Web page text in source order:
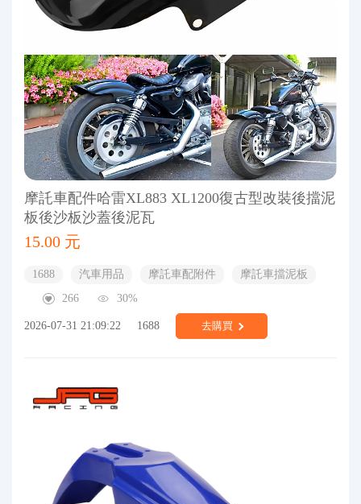
摩託車配件哈雷XL883 XL1200復古型改裝後擋泥
板後沙板沙蓋後泥瓦
15.00 元
1688 汽車用品 摩託車配附件
摩託車擋泥板
266
30%
2026-07-31 21:09:22 1688 去購買